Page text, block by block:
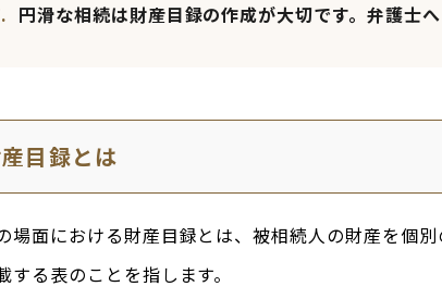
円滑な相続は財産目録の作成が大切です。弁護士
目録とは
場面における財産目録とは、被相続人の財産を個
する表のことを指します。